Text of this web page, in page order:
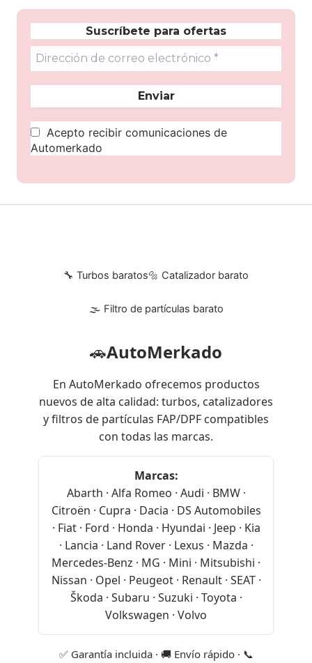
Suscríbete para ofertas
Acepto recibir comunicaciones de
Automerkado
🔧 Turbos baratos🔩 Catalizador barato
🌫 Filtro de partículas barato
🚗AutoMerkado
En AutoMerkado ofrecemos productos
nuevos de alta calidad: turbos, catalizadores
y filtros de partículas FAP/DPF compatibles
con todas las marcas.
Marcas:
Abarth · Alfa Romeo · Audi · BMW ·
Citroën · Cupra · Dacia · DS Automobiles
· Fiat · Ford · Honda · Hyundai · Jeep · Kia
· Lancia · Land Rover · Lexus · Mazda ·
Mercedes-Benz · MG · Mini · Mitsubishi ·
Nissan · Opel · Peugeot · Renault · SEAT ·
Škoda · Subaru · Suzuki · Toyota ·
Volkswagen · Volvo
✅ Garantía incluida · 🚚 Envío rápido · 📞